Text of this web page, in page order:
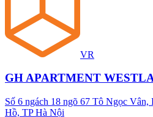
VR
GH APARTMENT
Số 6 ngách 18 ngõ 67 Tô Ngọc
Hồ, TP Hà Nội